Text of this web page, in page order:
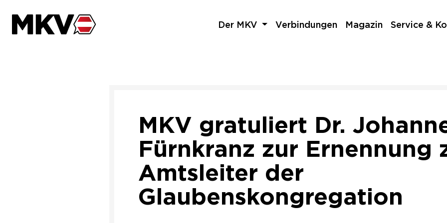
Der MKV Verbindungen Magazin Service &
MKV gratuliert Dr.
Fürnkranz zur Ernennung
Amtsleiter der
Glaubenskongregation